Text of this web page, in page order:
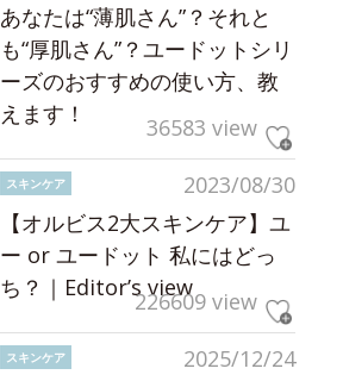
あなたは“薄肌さん”？それと
も“厚肌さん”？ユードットシリ
ーズのおすすめの使い方、教
えます！
36583 view
2023/08/30
スキンケア
【オルビス2大スキンケア】ユ
ー or ユードット 私にはどっ
ち？｜Editor’s view226609 view
2025/12/24
スキンケア